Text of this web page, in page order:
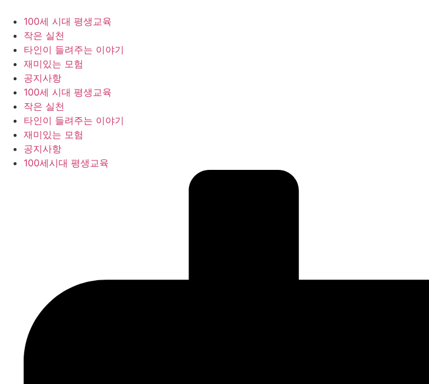
100세 시대 평생교육
작은 실천
타인이 들려주는 이야기
재미있는 모험
공지사항
100세 시대 평생교육
작은 실천
타인이 들려주는 이야기
재미있는 모험
공지사항
100세시대 평생교육